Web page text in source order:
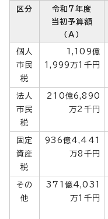
区分
令和7年度
当初予算額
（A）
個人
市民
税
1,109億
1,999万1千円
法人
市民
税
210億6,890
万2千円
固定
資産
税
936億4,441
万8千円
その
他
371億4,031
万1千円